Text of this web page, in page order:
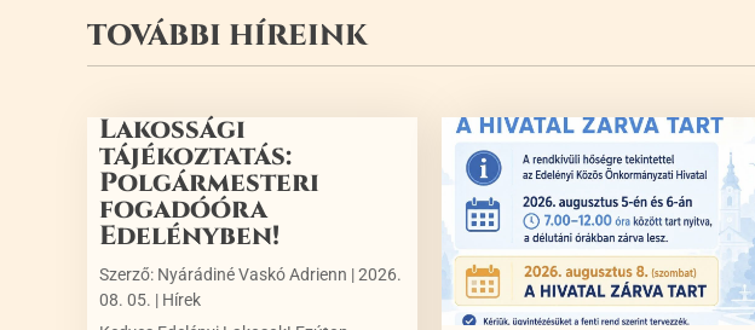
TOVÁBBI HÍREINK
Lakossági
tájékoztatás:
Polgármesteri
fogadóóra
Edelényben!
Szerző: Nyárádiné Vaskó Adrienn |2026.
08. 05. | Hírek